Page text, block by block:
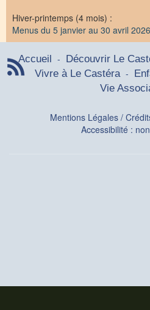
Hiver-printemps (4 mois) :
Menus du 5 janvier au 30 avril
Accueil - Découvrir Le
Vivre à Le Castéra -
Vie
Mentions Légales /
Accessibilité :